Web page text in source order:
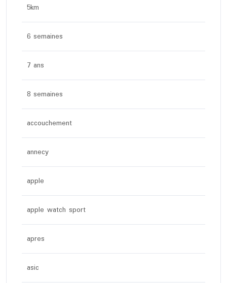
5km
6 semaines
7 ans
8 semaines
accouchement
annecy
apple
apple watch sport
apres
asic